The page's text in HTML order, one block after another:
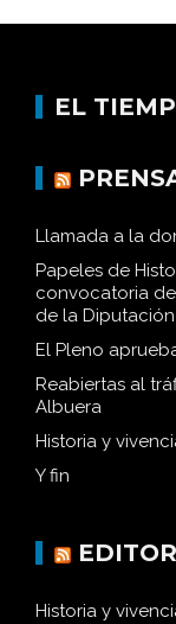
EL
Llamada a la
Papeles de
convocatoria
de la Diputación
El Pleno
Reabiertas al
Albuera
Historia y
Y fin
Historia y